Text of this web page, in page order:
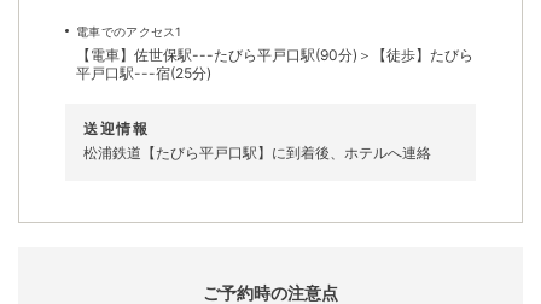
電車でのアクセス1
【電車】佐世保駅---たびら平戸口駅(90分)＞【徒歩】たびら
平戸口駅---宿(25分)
送迎情報
松浦鉄道【たびら平戸口駅】に到着後、ホテルへ連絡
ご予約時の注意点